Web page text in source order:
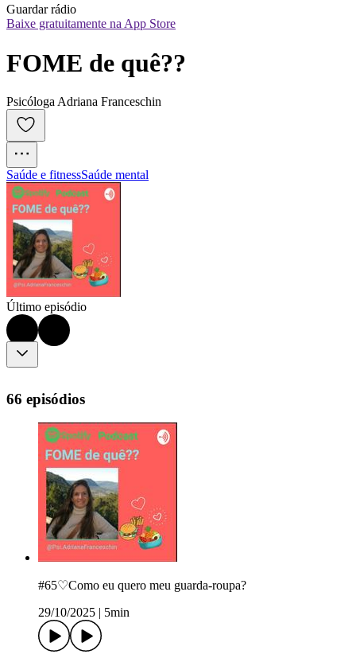
Guardar rádio
Baixe gratuitamente na App Store
FOME de quê??
Psicóloga Adriana Franceschin
Saúde e fitnessSaúde mental
Último episódio
66 episódios
#65♡Como eu quero meu guarda-roupa?
29/10/2025
5min